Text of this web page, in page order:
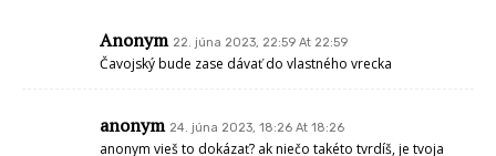
Anonym 22. júna 2023, 22:59 At 22:59
Čavojský bude zase dávať do vlastného vrecka
anonym 24. júna 2023, 18:26 At 18:26
anonym vieš to dokázať? ak niečo takéto tvrdíš, je tvoja